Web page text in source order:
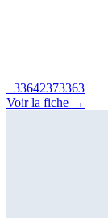
+33642373363
Voir la fiche →